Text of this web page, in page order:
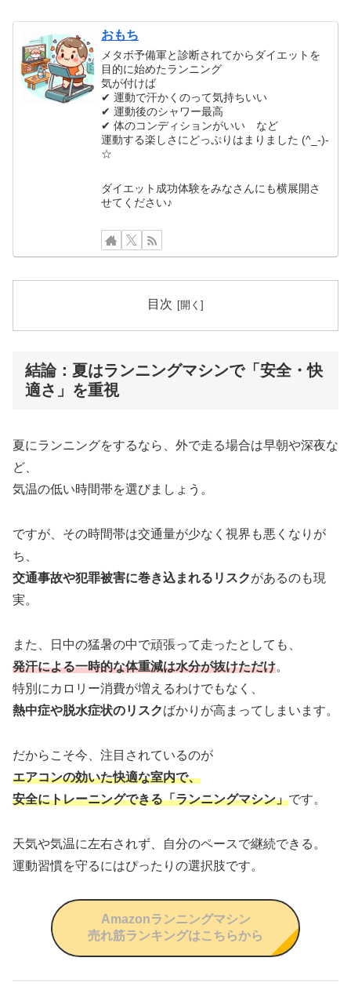
おもち
メタボ予備軍と診断されてからダイエットを
目的に始めたランニング
気が付けば
✔ 運動で汗かくのって気持ちいい
✔ 運動後のシャワー最高
✔ 体のコンディションがいい など
運動する楽しさにどっぷりはまりました (^_-)-
☆
ダイエット成功体験をみなさんにも横展開さ
せてください♪
目次
結論：夏はランニングマシンで「安全・快
適さ」を重視
夏にランニングをするなら、外で走る場合は早朝や深夜な
ど、
気温の低い時間帯を選びましょう。
ですが、その時間帯は交通量が少なく視界も悪くなりが
ち、
交通事故や犯罪被害に巻き込まれるリスクがあるのも現
実。
また、日中の猛暑の中で頑張って走ったとしても、
発汗による一時的な体重減は水分が抜けただけ。
特別にカロリー消費が増えるわけでもなく、
熱中症や脱水症状のリスクばかりが高まってしまいます。
だからこそ今、注目されているのが
エアコンの効いた快適な室内で、
安全にトレーニングできる「ランニングマシン」です。
天気や気温に左右されず、自分のペースで継続できる。
運動習慣を守るにはぴったりの選択肢です。
Amazonランニングマシン
売れ筋ランキングはこちらから